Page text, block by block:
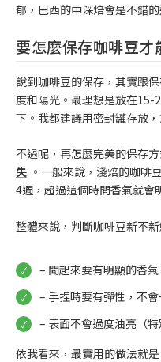
郁，巴西的中深焙會是不錯的
要怎麼保存咖啡豆才
說到咖啡豆的保存，其實跟
度和陽光。最理想是放在15-
下。我都建議用密封罐存放
不過呢，再怎麼完美的保存方
失 。一般來說，淺焙的咖啡
4週，超過這個時間香氣就會
整體來說，判斷咖啡豆新不新
– 聞起來要有明顯的香
– 手捏時要有彈性，不
– 表面不會過度油亮（特
依我看來，最實用的做法就是